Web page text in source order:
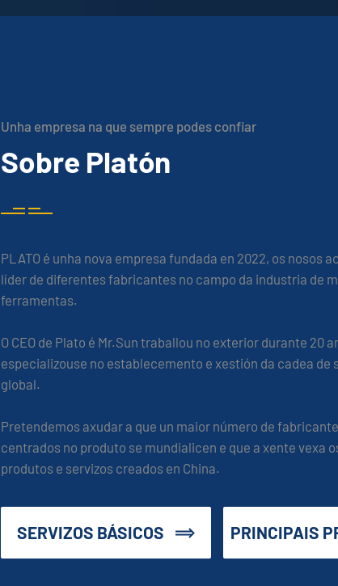
Unha empresa na que sempre podes confiar
Sobre Platón
PLATO é unha nova empresa fundada en 2022, os nosos
líder de diferentes fabricantes no campo da industria de
ferramentas.
O CEO de Plato é Mr.Sun traballou no exterior durante 20
especializouse no establecemento e xestión da cadea de
global.
Pretendemos axudar a que un maior número de
centrados no produto se mundialicen e que a xente vexa
produtos e servizos creados en China.
SERVIZOS BÁSICOS PRINCIPAIS